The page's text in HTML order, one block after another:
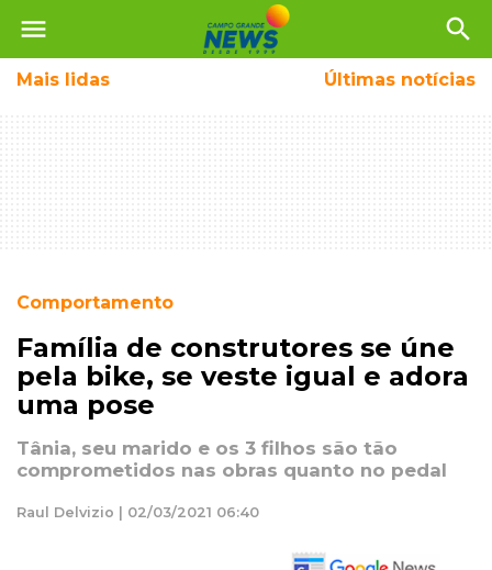
menu search
Mais lidas Últimas notícias
Comportamento
Família de construtores se úne
pela bike, se veste igual e adora
uma pose
Tânia, seu marido e os 3 filhos são tão
comprometidos nas obras quanto no pedal
Raul Delvizio | 02/03/2021 06:40